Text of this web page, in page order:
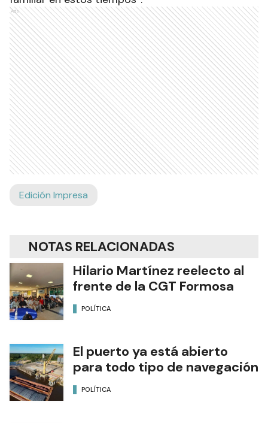
Ads
Edición Impresa
NOTAS RELACIONADAS
Hilario Martínez reelecto al
frente de la CGT Formosa
POLÍTICA
El puerto ya está abierto
para todo tipo de navegación
POLÍTICA